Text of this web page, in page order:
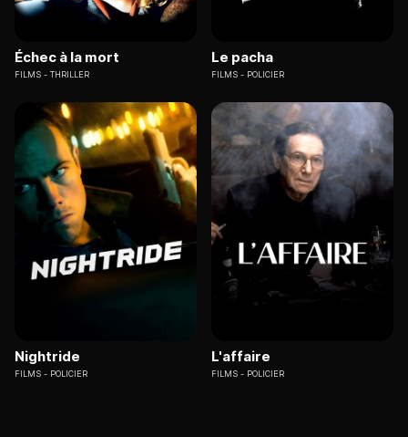
Échec à la mort
FILMS THRILLER
Le pacha
FILMS POLICIER
Nightride
FILMS POLICIER
L'affaire
FILMS POLICIER